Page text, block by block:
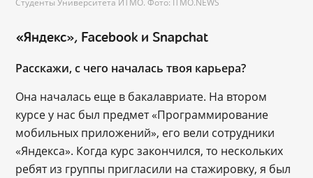
Студенты Университета ИТМО. Фото: ITMO.NEWS
«Яндекс», Facebook и Snapchat
Расскажи, с чего началась твоя карьера?
Она началась еще в бакалавриате. На втором
курсе у нас был предмет «Программирование
мобильных приложений», его вели сотрудники
«Яндекса». Когда курс закончился, то нескольких
ребят из группы пригласили на стажировку, я был